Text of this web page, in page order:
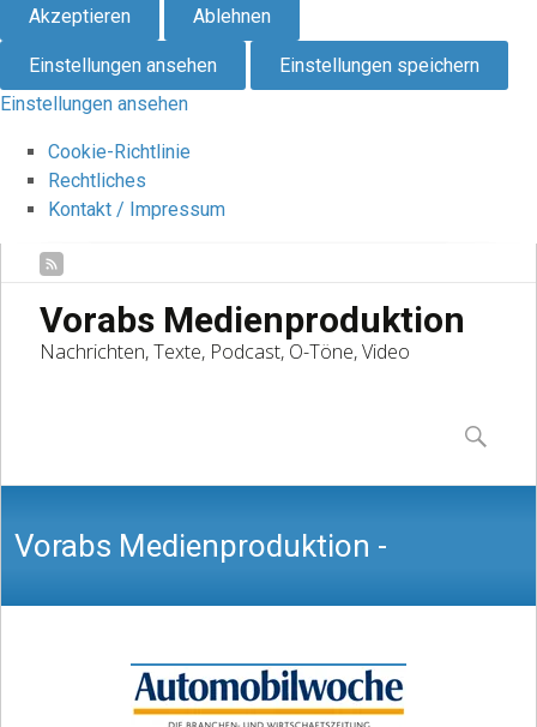
Akzeptieren Ablehnen
Einstellungen ansehen
Einstellungen speichern
Einstellungen ansehen
Cookie-Richtlinie
Rechtliches
Kontakt / Impressum
Vorabs Medienproduktion
Nachrichten, Texte, Podcast, O-Töne, Video
content
Suchen
nach:
Vorabs Medienproduktion -
Nachrichten, Texte, Podcast, O-Töne,